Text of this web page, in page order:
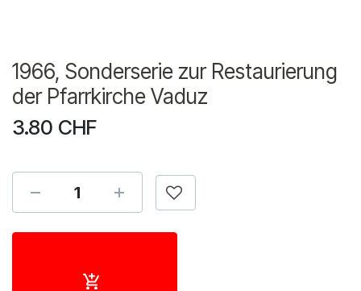
1966, Sonderserie zur Restaurierung
der Pfarrkirche Vaduz
3.80 CHF